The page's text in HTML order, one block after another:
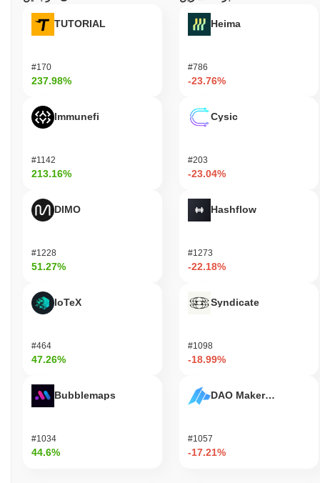
TUTORIAL
#170
237.98%
Immunefi
#1142
213.16%
DIMO
#1228
51.27%
IoTeX
#464
47.26%
Bubblemaps
#1034
44.6%
Heima
#786
-23.76%
Cysic
#203
-23.04%
Hashflow
#1273
-22.18%
Syndicate
#1098
-18.99%
DAO Maker Token
#1057
-17.21%